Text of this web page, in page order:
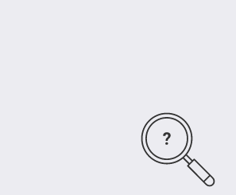
тонкими шарами за кілька разів.
Далі робиться обгортання
утеплити область чим-небудь ще.
підійдуть всі ті ж термоварежки, які
при гарячої різновиди процедури.